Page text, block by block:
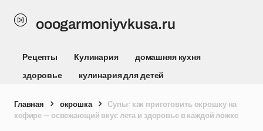
ooogarmoniyvkusa.ru
Рецепты Кулинария
домашняя кухня
здоровье
кулинария для детей
Главная окрошка
Супы: как приготовить окрошку на
кефире — освежающий вкус лета и здоровье в каждой ложке